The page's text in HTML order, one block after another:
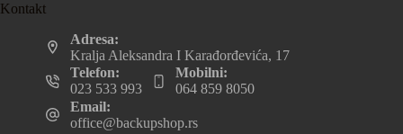
Kontakt
Adresa:
Kralja Aleksandra I Karađorđevića, 17
Telefon:
023 533 993
Mobilni:
064 859 8050
Email:
office@backupshop.rs